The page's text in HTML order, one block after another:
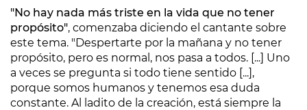
"No hay nada más triste en la vida que no tener
propósito", comenzaba diciendo el cantante sobre
este tema. "Despertarte por la mañana y no tener
propósito, pero es normal, nos pasa a todos. [...] Uno
a veces se pregunta si todo tiene sentido [...],
porque somos humanos y tenemos esa duda
constante. Al ladito de la creación, está siempre la